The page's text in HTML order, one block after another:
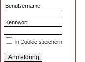
Benutzername
Kennwort
in Cookie speichern